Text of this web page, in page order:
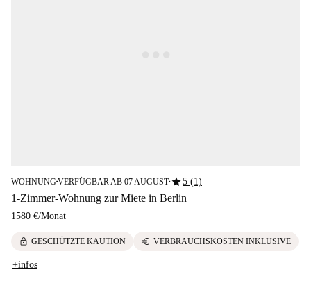
WOHNUNG■VERFÜGBAR AB 07 AUGUST■star5 (1)
1-Zimmer-Wohnung zur Miete in Berlin
1580 €/Monat
lock GESCHÜTZTE KAUTION euro VERBRAUCHSKOSTEN INKLUSIVE
+infos